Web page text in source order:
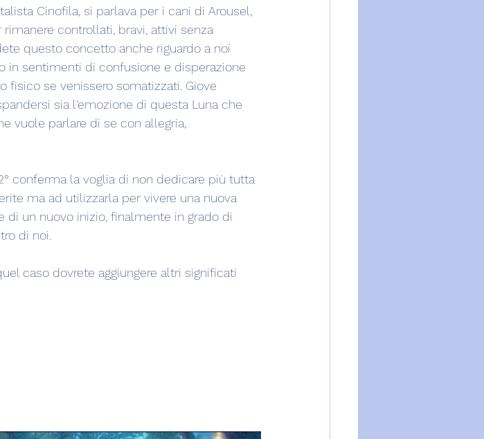
Cinofila, si parlava per i cani di Arousel,
controllati, bravi, attivi senza
questo concetto anche riguardo a noi
in sentimenti di confusione e disperazione
fisico se venissero somatizzati. Giove
sia l'emozione di questa Luna che
vuole parlare di se con allegria,
conferma la voglia di non dedicare più tutta
ma ad utilizzarla per vivere una nuova
di un nuovo inizio, finalmente in grado di
di noi.
caso dovrete aggiungere altri significati